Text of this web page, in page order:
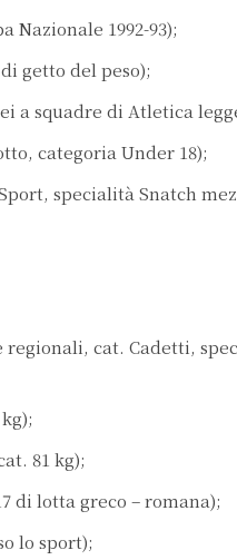
1992-93);
getto del peso);
a squadre di Atletica
categoria Under 18);
specialità Snatch
cat. Cadetti,
81 kg);
di lotta greco – romana);
lo sport);